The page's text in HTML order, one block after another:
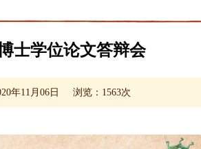
士学位论文答辩会
年11月06日 浏览： 1563次